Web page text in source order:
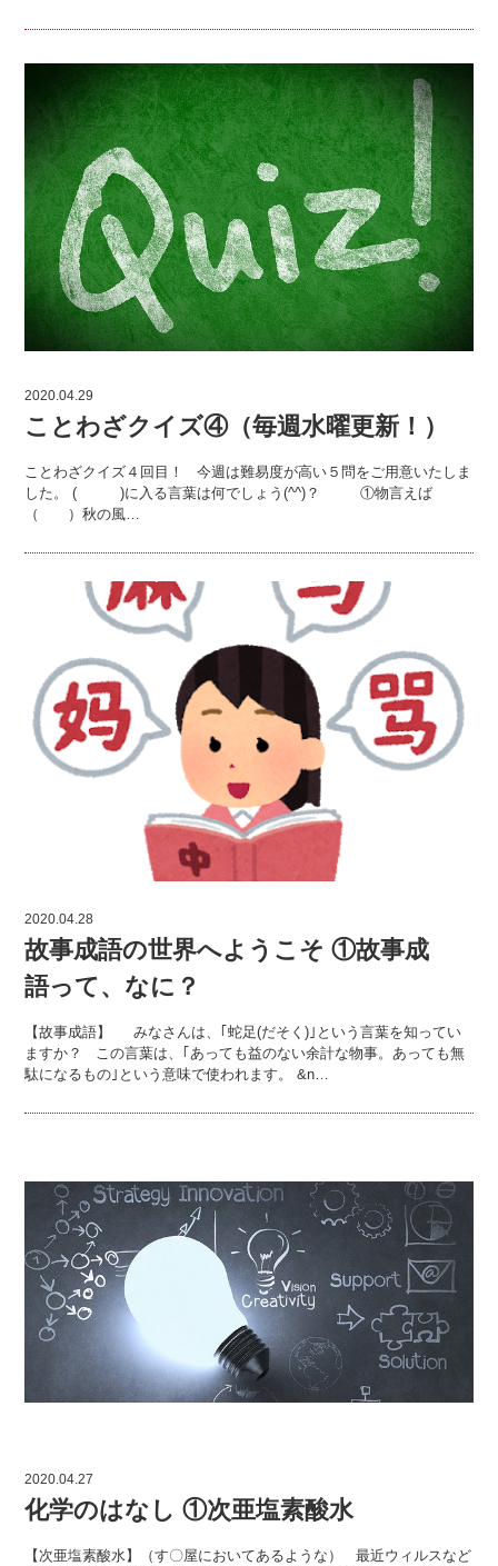
2020.04.29
ことわざクイズ④（毎週水曜更新！）
ことわざクイズ４回目！ 今週は難易度が高い５問をご用意いたしま
した。 ( )に入る言葉は何でしょう(^^)？ ①物言えば
（ ）秋の風…
2020.04.28
故事成語の世界へようこそ ①故事成
語って、なに？
【故事成語】 みなさんは、｢蛇足(だそく)｣という言葉を知ってい
ますか？ この言葉は、｢あっても益のない余計な物事。あっても無
駄になるもの｣という意味で使われます。 &n…
2020.04.27
化学のはなし ①次亜塩素酸水
【次亜塩素酸水】（す〇屋においてあるような） 最近ウィルスなど